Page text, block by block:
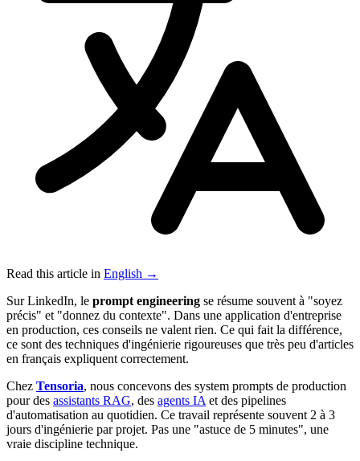
Read this article in English →
Sur LinkedIn, le prompt engineering se résume souvent à "soyez
précis" et "donnez du contexte". Dans une application d'entreprise
en production, ces conseils ne valent rien. Ce qui fait la différence,
ce sont des techniques d'ingénierie rigoureuses que très peu d'articles
en français expliquent correctement.
Chez Tensoria, nous concevons des system prompts de production
pour des assistants RAG, des agents IA et des pipelines
d'automatisation au quotidien. Ce travail représente souvent 2 à 3
jours d'ingénierie par projet. Pas une "astuce de 5 minutes", une
vraie discipline technique.